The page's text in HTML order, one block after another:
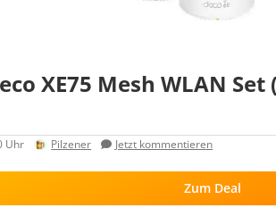
XE75 Mesh WLAN
Uhr Pilzener Jetzt kommentieren
Zum Deal